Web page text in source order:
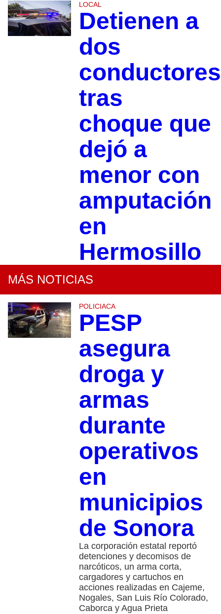
LOCAL
Detienen a
dos
conductores
tras
choque que
dejó a
menor con
amputación
en
Hermosillo
MÁS NOTICIAS
POLICIACA
PESP
asegura
droga y
armas
durante
operativos
en
municipios
de Sonora
La corporación estatal reportó
detenciones y decomisos de
narcóticos, un arma corta,
cargadores y cartuchos en
acciones realizadas en Cajeme,
Nogales, San Luis Río Colorado,
Caborca y Agua Prieta